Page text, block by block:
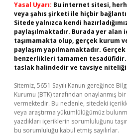
Yasal Uyarı: Bu internet sitesi,
veya şahıs şirketi ile hiçbir
Sitede yalnızca kendi
paylaşılmaktadır. Burada yer
taşımamakta olup, gerçek kurum
paylaşım yapılmamaktadır.
benzerlikleri tamamen
taslak halindedir ve tavsiye niteliği
Sitemiz, 5651 Sayılı Kanun gereğince
Kurumu (BTK) tarafından onaylanmış
vermektedir. Bu nedenle, sitedeki
veya araştırma yükümlülüğümüz
yazdıkları içeriklerin sorumluluğunu
bu sorumluluğu kabul etmiş sayılırlar.